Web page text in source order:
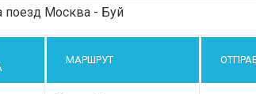
поезд Москва - Буй
МАРШРУТ